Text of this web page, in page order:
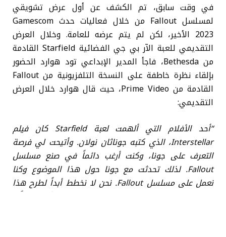
في وقت سابق، تم الكشف عن أول عرض تشويقي
لمسلسل Fallout من خلال فعاليات حدث Gamescom
2023 الأخير، لكن لم يتم عرضه للعامة. وخلال العرض
التقديمي للعبة الآر بي جي الفضائية Starfield القادمة
من Bethesda، فاجأ المدير الإبداعي تود هوارد الحضور
بإلقاء نظرة خاطفة على النسخة التلفزيونية من Fallout
القادمة من Prime Video، حيث قال هوارد خلال العرض
التقديمي:
“أحد الأفلام التي ألهمت لعبة Starfield كان فيلم
Interstellar، الذي كتبه جوناثان نولان. وأتيحت لي فرصة
التعرف على جونا، وكنت أرغب دائماً في صنع مسلسل
Fallout. لذلك تحدثت مع جونا حول هذا الموضوع وكنا
نعمل على مسلسل Fallout. نحن لا نخطط أبداً لطرح هذا
[العرض للعامة]. سيكون هناك عروض تشويقية أكبر لاحقاً”.